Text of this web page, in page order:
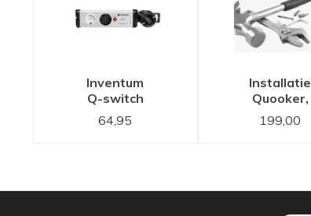
Inventum
Q-switch
energieverdeler
64,95
Installatie
Quooker,
Selsiuz of
Grohe
199,00